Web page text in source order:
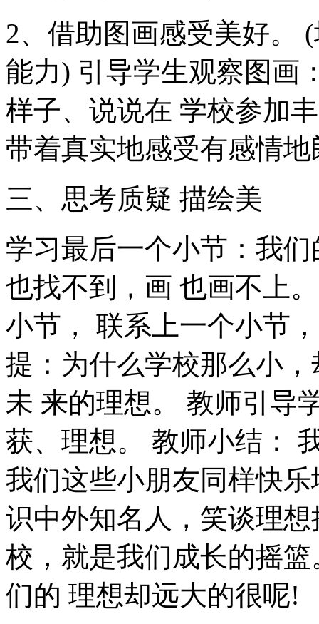
2、借助图画感受美好。
能力) 引导学生观察图画
样子、说说在 学校参加
带着真实地感受有感情
三、思考质疑 描绘美
学习最后一个小节：我
也找不到，画 也画不上
小节， 联系上一个小节
提：为什么学校那么小
未 来的理想。 教师引导
获、理想。 教师小结：
我们这些小朋友同样快
识中外知名人，笑谈理
校，就是我们成长的摇
们的 理想却远大的很呢!